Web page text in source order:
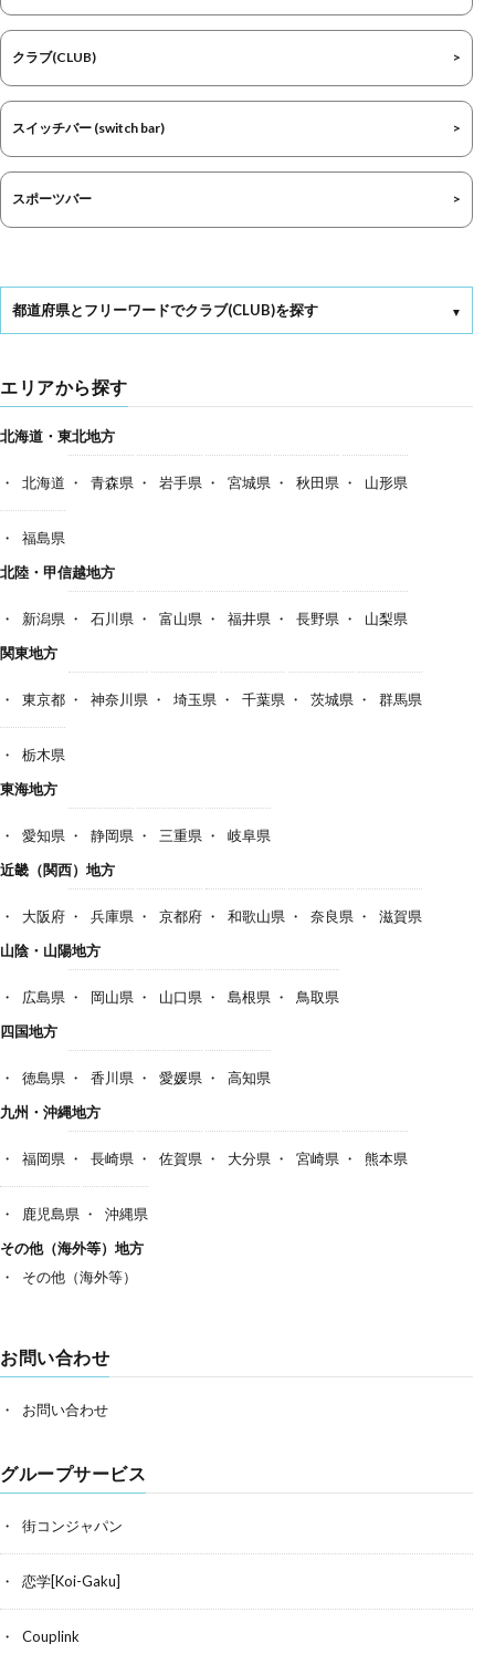
クラブ(CLUB)
スイッチバー (switch bar)
スポーツバー
都道府県とフリーワードでクラブ(CLUB)を探す
エリアから探す
北海道・東北地方
北海道 青森県 岩手県 宮城県 秋田県 山形県
福島県
北陸・甲信越地方
新潟県 石川県 富山県 福井県 長野県
山梨県
関東地方
東京都 神奈川県 埼玉県 千葉県 茨城県 群馬県
栃木県
東海地方
愛知県 静岡県 三重県
岐阜県
近畿（関西）地方
大阪府 兵庫県 京都府 和歌山県 奈良県
滋賀県
山陰・山陽地方
広島県 岡山県 山口県 島根県
鳥取県
四国地方
徳島県 香川県 愛媛県
高知県
九州・沖縄地方
福岡県 長崎県 佐賀県 大分県 宮崎県 熊本県
鹿児島県
沖縄県
その他（海外等）地方
その他（海外等）
お問い合わせ
お問い合わせ
グループサービス
街コンジャパン
恋学[Koi-Gaku]
Couplink